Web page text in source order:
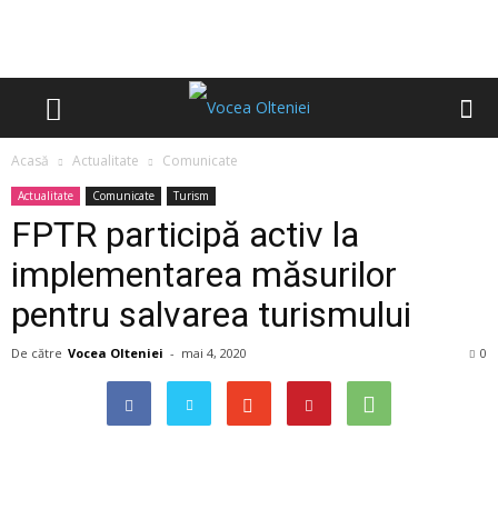
Acasă Actualitate Comunicate
Actualitate Comunicate Turism
FPTR participă activ la
implementarea măsurilor
pentru salvarea turismului
De către Vocea Olteniei - mai 4, 2020 0